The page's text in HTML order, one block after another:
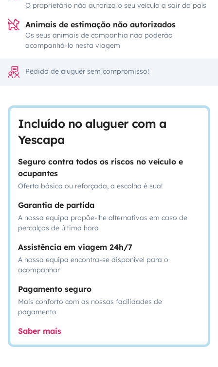
O proprietário não autoriza o seu veículo a sair do país
Animais de estimação não autorizados
Os seus animais de companhia não poderão
acompanhá-lo nesta viagem
Pedido de aluguer sem compromisso!
Incluído no aluguer com a
Yescapa
Seguro contra todos os riscos no veículo e
ocupantes
Oferta básica ou reforçada, a escolha é sua!
Garantia de partida
A nossa equipa propõe-lhe alternativas em caso de
percalços de última hora
Assistência em viagem 24h/7
A nossa equipa encontra-se disponível para o
acompanhar
Pagamento seguro
Mais conforto com as nossas facilidades de
pagamento
Saber mais